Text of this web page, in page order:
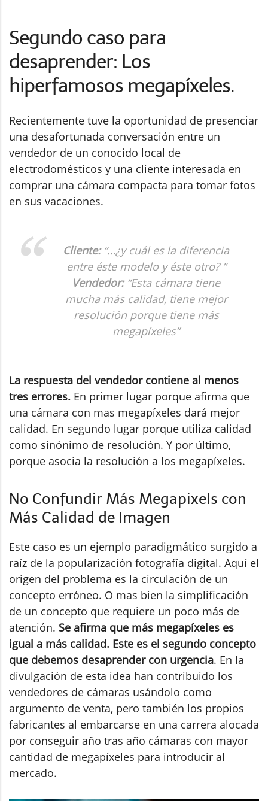
Segundo caso para
desaprender: Los
hiperfamosos megapíxeles.
Recientemente tuve la oportunidad de presenciar
una desafortunada conversación entre un
vendedor de un conocido local de
electrodomésticos y una cliente interesada en
comprar una cámara compacta para tomar fotos
en sus vacaciones.
Cliente:“…¿y cuál es la diferencia
entre éste modelo y éste otro?”
Vendedor: “Esta cámara tiene
mucha más calidad, tiene mejor
resolución porque tiene más
megapíxeles”
La respuesta del vendedor contiene al menos
tres errores. En primer lugar porque afirma que
una cámara con mas megapíxeles dará mejor
calidad. En segundo lugar porque utiliza calidad
como sinónimo de resolución. Y por último,
porque asocia la resolución a los megapíxeles.
No Confundir Más Megapixels con
Más Calidad de Imagen
Este caso es un ejemplo paradigmático surgido a
raíz de la popularización fotografía digital. Aquí el
origen del problema es la circulación de un
concepto erróneo. O mas bien la simplificación
de un concepto que requiere un poco más de
atención. Se afirma que más megapíxeles es
igual a más calidad. Este es el segundo concepto
que debemos desaprender con urgencia. En la
divulgación de esta idea han contribuido los
vendedores de cámaras usándolo como
argumento de venta, pero también los propios
fabricantes al embarcarse en una carrera alocada
por conseguir año tras año cámaras con mayor
cantidad de megapíxeles para introducir al
mercado.